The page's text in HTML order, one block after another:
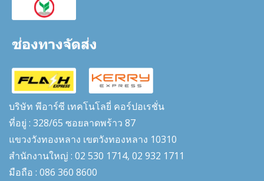
บริษัท พีอาร์ซี เทคโนโลยี่ คอร์ปอเรชั่น
ที่อยู่ : 328/65 ซอยลาดพร้าว 87
แขวงวังทองหลาง เขตวังทองหลาง 10310
สำนักงานใหญ่ : 02 530 1714, 02 932 1711
มือถือ : 086 360 8600